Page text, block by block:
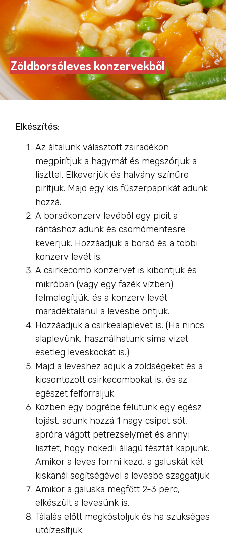
Zöldborsóleves konzervekből
Elkészítés:
Az általunk választott zsiradékon
megpirítjuk a hagymát és megszórjuk a
liszttel. Elkeverjük és halvány színűre
pirítjuk. Majd egy kis fűszerpaprikát adunk
hozzá.
A borsókonzerv levéből egy picit a
rántáshoz adunk és csomómentesre
keverjük. Hozzáadjuk a borsó és a többi
konzerv levét is.
A csirkecomb konzervet is kibontjuk és
mikróban (vagy egy fazék vízben)
felmelegítjük, és a konzerv levét
maradéktalanul a levesbe öntjük.
Hozzáadjuk a csirkealaplevet is. (Ha nincs
alaplevünk, használhatunk sima vizet
esetleg leveskockát is.)
Majd a leveshez adjuk a zöldségeket és a
kicsontozott csirkecombokat is, és az
egészet felforraljuk.
Közben egy bögrébe felütünk egy egész
tojást, adunk hozzá 1 nagy csipet sót,
apróra vágott petrezselymet és annyi
lisztet, hogy nokedli állagú tésztát kapjunk.
Amikor a leves forrni kezd, a galuskát két
kiskanál segítségével a levesbe szaggatjuk.
Amikor a galuska megfőtt 2-3 perc,
elkészült a levesünk is.
Tálalás előtt megkóstoljuk és ha szükséges
utóízesítjük.